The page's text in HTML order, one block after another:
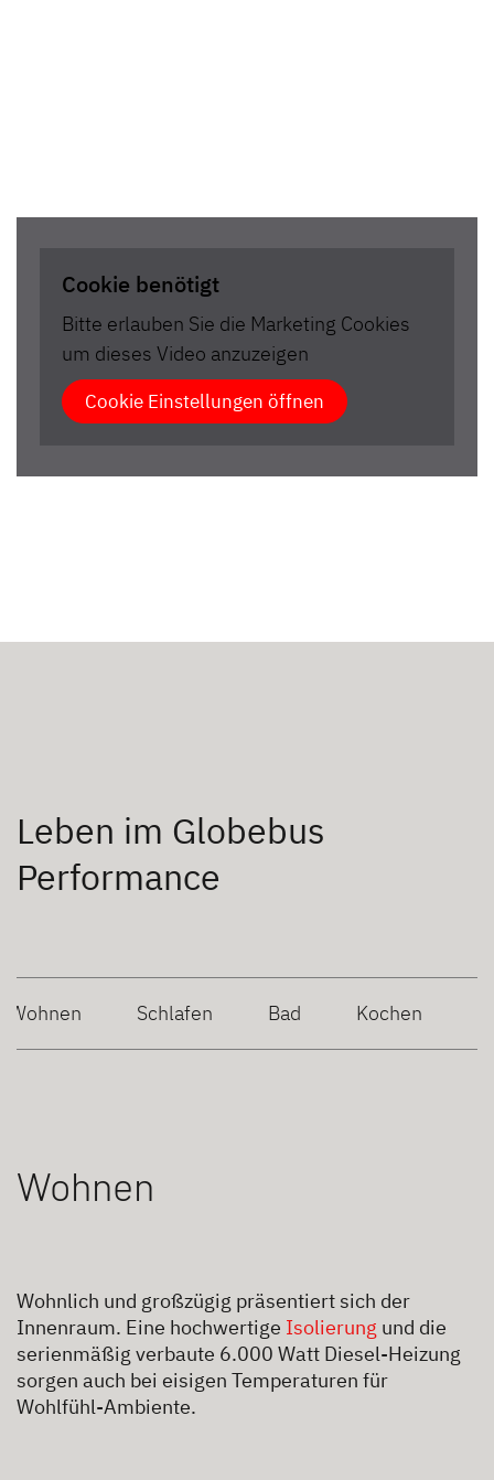
Cookie benötigt
Bitte erlauben Sie die Marketing Cookies
um dieses Video anzuzeigen
Cookie Einstellungen öffnen
Leben im Globebus
Performance
Wohnen Schlafen Bad Kochen
Wohnen
Wohnlich und großzügig präsentiert sich der
Innenraum. Eine hochwertige Isolierung und die
serienmäßig verbaute 6.000 Watt Diesel-Heizung
sorgen auch bei eisigen Temperaturen für
Wohlfühl-Ambiente.